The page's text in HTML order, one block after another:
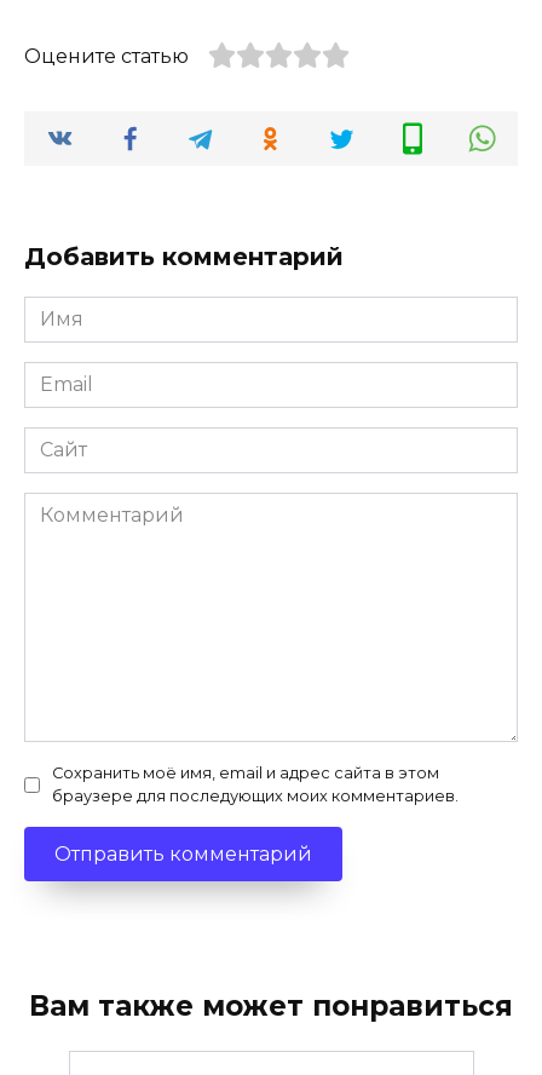
Оцените статью
Добавить комментарий
Имя
*
Email
*
Сайт
Комментарий
Сохранить моё имя, email и адрес сайта в этом
браузере для последующих моих комментариев.
Вам также может понравиться